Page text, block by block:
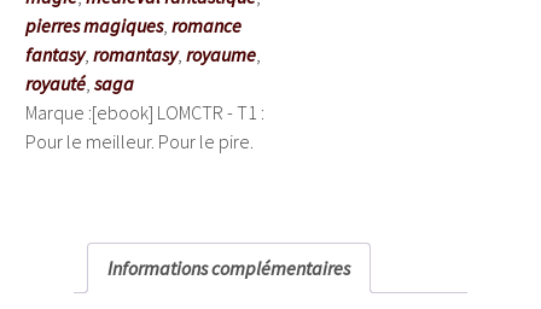
meilleur.
Pour
le
pire.
pierres magiques, romance
fantasy, romantasy, royaume,
royauté, saga
Marque :[ebook] LOMCTR - T1 :
Pour le meilleur. Pour le pire.
Informations complémentaires